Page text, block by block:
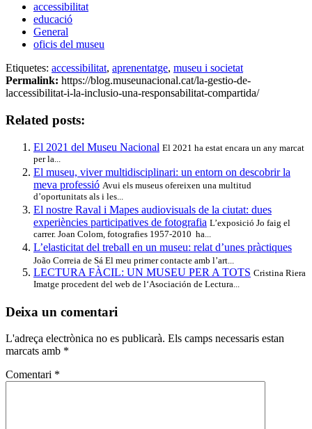
accessibilitat
educació
General
oficis del museu
Etiquetes: accessibilitat, aprenentatge, museu i societat
Permalink: https://blog.museunacional.cat/la-gestio-de-
laccessibilitat-i-la-inclusio-una-responsabilitat-compartida/
Related posts:
El 2021 del Museu Nacional El 2021 ha estat encara un any marcat
per la...
El museu, viver multidisciplinari: un entorn on descobrir la
meva professió Avui els museus ofereixen una multitud
d’oportunitats als i les...
El nostre Raval i Mapes audiovisuals de la ciutat: dues
experiències participatives de fotografia L’exposició Jo faig el
carrer. Joan Colom, fotografies 1957-2010 ha...
L’elasticitat del treball en un museu: relat d’unes pràctiques
João Correia de Sá El meu primer contacte amb l’art...
LECTURA FÀCIL: UN MUSEU PER A TOTS Cristina Riera
Imatge procedent del web de l‘Asociación de Lectura...
Deixa un comentari
L'adreça electrònica no es publicarà. Els camps necessaris estan
marcats amb *
Comentari *